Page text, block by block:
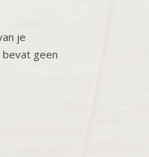
je
bevat geen